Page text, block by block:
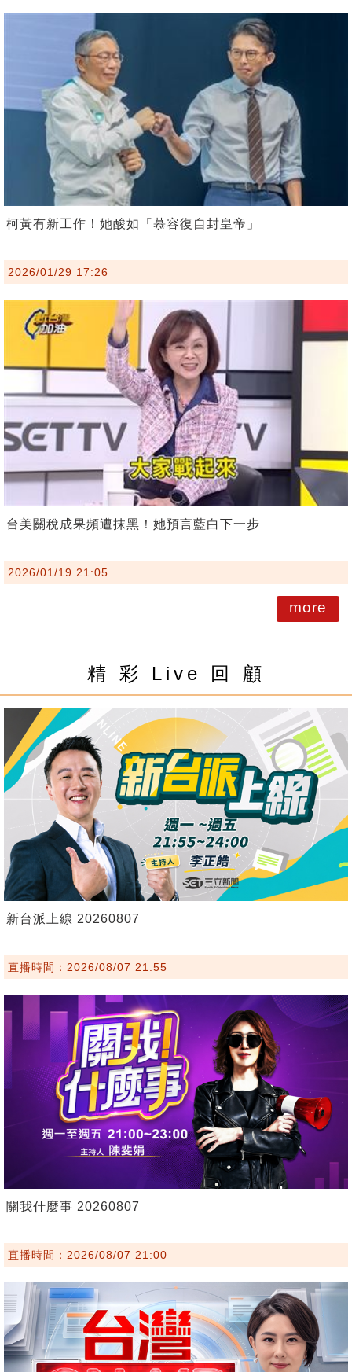
柯黃有新工作！她酸如「慕容復自封皇帝」
2026/01/29 17:26
台美關稅成果頻遭抹黑！她預言藍白下一步
2026/01/19 21:05
more
精 彩 Live 回 顧
新台派上線 20260807
直播時間：2026/08/07 21:55
關我什麼事 20260807
直播時間：2026/08/07 21:00